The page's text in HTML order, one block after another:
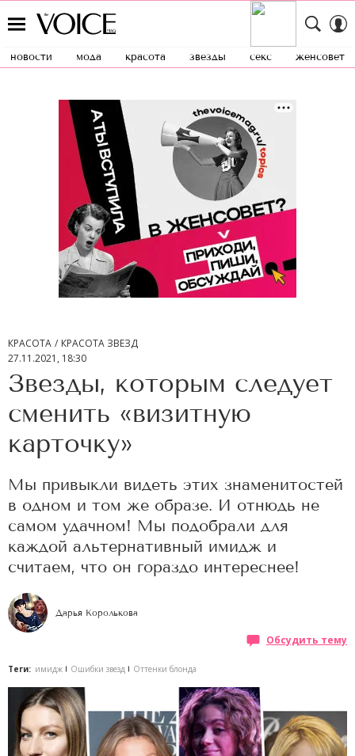
новости мода красота звезды секс женсовет
КРАСОТА
КРАСОТА ЗВЕЗД
27.11.2021, 18:30
Звезды, которым следует
сменить «визитную
карточку»
Мы привыкли видеть этих знаменитостей
в одном и том же образе. И отнюдь не
самом удачном! Мы подобрали для
каждой альтернативный имидж и
считаем, что он гораздо интереснее!
Дарья Королькова
Обсудить тему
Теги: имидж Ошибки звезд Оттенки блонда